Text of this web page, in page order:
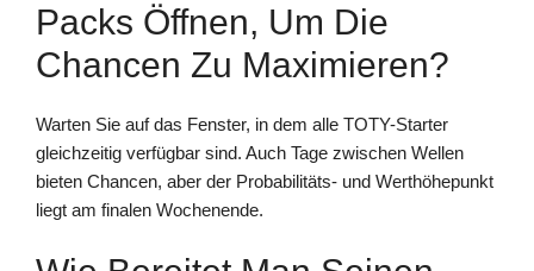
Packs Öffnen, Um Die
Chancen Zu Maximieren?
Warten Sie auf das Fenster, in dem alle TOTY-Starter
gleichzeitig verfügbar sind. Auch Tage zwischen Wellen
bieten Chancen, aber der Probabilitäts- und Werthöhepunkt
liegt am finalen Wochenende.